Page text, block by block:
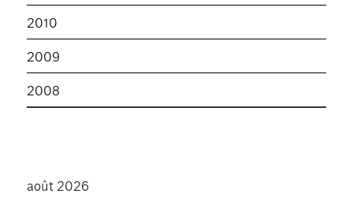
2010
2009
2008
août 2026